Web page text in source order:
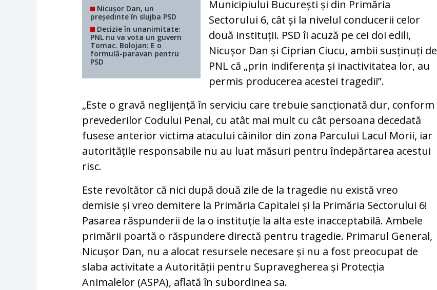
Nicușor Dan, un
președinte în slujba PSD
Decizie în unanimitate:
PNL nu va vota un guvern
Tomac. Bolojan: E o
formulă-paravan pentru
PSD
Municipiului București și din Primăria
Sectorului 6, cât și la nivelul conducerii celor
două instituții. PSD îi acuză pe cei doi edili,
Nicușor Dan și Ciprian Ciucu, ambii susținuți de
PNL că „prin indiferența și inactivitatea lor, au
permis producerea acestei tragedii”.
„Este o gravă neglijență în serviciu care trebuie sancționată dur, conform
prevederilor Codului Penal, cu atât mai mult cu cât persoana decedată
fusese anterior victima atacului câinilor din zona Parcului Lacul Morii, iar
autoritățile responsabile nu au luat măsuri pentru îndepărtarea acestui
risc.
Este revoltător că nici după două zile de la tragedie nu există vreo
demisie și vreo demitere la Primăria Capitalei și la Primăria Sectorului 6!
Pasarea răspunderii de la o instituție la alta este inacceptabilă. Ambele
primării poartă o răspundere directă pentru tragedie. Primarul General,
Nicușor Dan, nu a alocat resursele necesare și nu a fost preocupat de
slaba activitate a Autorității pentru Supravegherea și Protecția
Animalelor (ASPA), aflată în subordinea sa.